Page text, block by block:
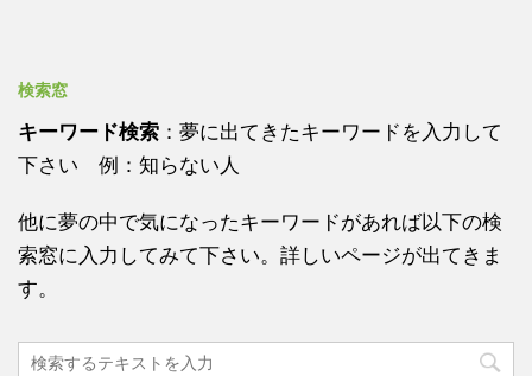
検索窓
キーワード検索 ：夢に出てきたキーワードを入力して
下さい 例：知らない人
他に夢の中で気になったキーワードがあれば以下の検
索窓に入力してみて下さい。詳しいページが出てきま
す。